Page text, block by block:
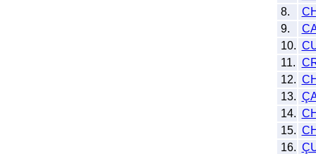
8.
9.
10.
11.
12.
13.
14.
15.
16.